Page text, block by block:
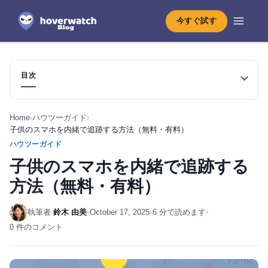
今すぐ試す
目次
Home›ハウツーガイド›
子供のスマホを内緒で追跡する方法（無料・有料）
ハウツーガイド
子供のスマホを内緒で追跡する
方法（無料・有料）
執筆者 鈴木 由美•October 17, 2025•6 分で読めます•
0 件のコメント